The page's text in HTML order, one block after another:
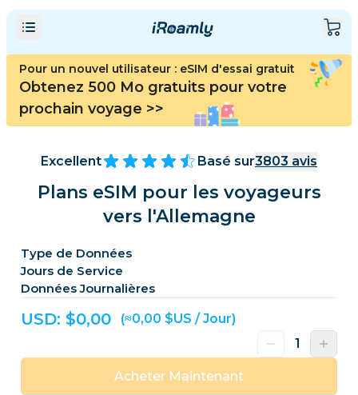
Pour un nouvel utilisateur : eSIM d'essai gratuit
Obtenez 500 Mo gratuits pour votre
prochain voyage >>
Excellent Basé sur3803 avis
Plans eSIM pour les voyageurs
vers l'Allemagne
Type de Données
Jours de Service
Données Journalières
USD: $0,00 (≈0,00 $US / Jour)
Acheter Maintenant